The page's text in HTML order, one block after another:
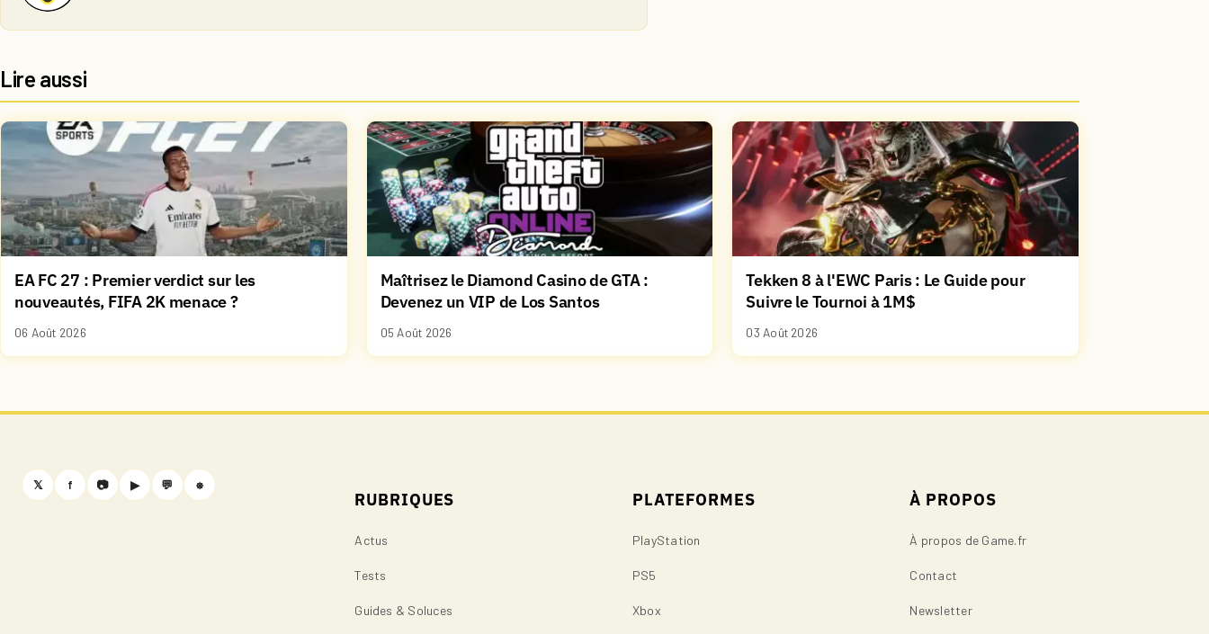
Lire aussi
EA FC 27 : Premier verdict sur les
nouveautés, FIFA 2K menace ?
06 Août 2026
Maîtrisez le Diamond Casino de GTA :
Devenez un VIP de Los Santos
05 Août 2026
Tekken 8 à l'EWC Paris : Le Guide pour
Suivre le Tournoi à 1M$
03 Août 2026
𝕏 f 📷 ▶ 💬 ⎈
RUBRIQUES
Actus
Tests
Guides & Soluces
PLATEFORMES
PlayStation
PS5
Xbox
À PROPOS
À propos de Game.fr
Contact
Newsletter